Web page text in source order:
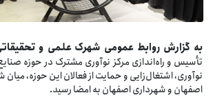
گزارش روابط عمومی شهرک علمی و تحقیقاتی
تأسیس و راه‌اندازی مرکز نوآوری مشترک در حوزه
نوآوری، اشتغال‌زایی و حمایت از فعالان این حوزه، میان
اصفهان و شهرداری اصفهان به امضا رسید.